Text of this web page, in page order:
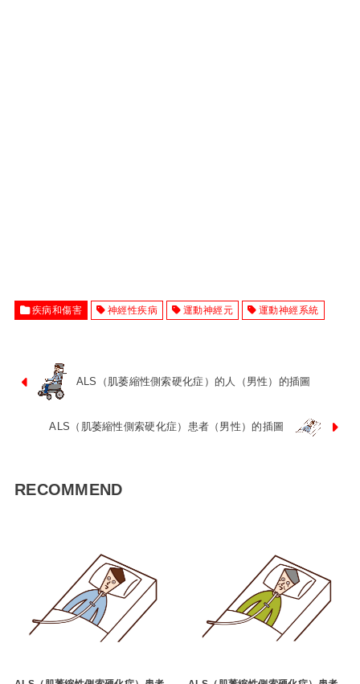
疾病和傷害 神經性疾病 運動神經元 運動神經系統
ALS（肌萎縮性側索硬化症）的人（男性）的插圖
ALS（肌萎縮性側索硬化症）患者（男性）的插圖
RECOMMEND